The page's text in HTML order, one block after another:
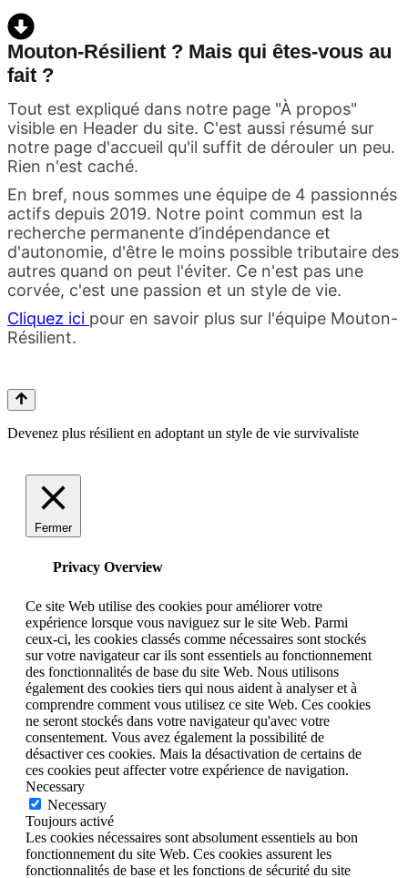
Mouton-Résilient ? Mais qui êtes-vous au
fait ?
Tout est expliqué dans notre page "À propos"
visible en Header du site. C'est aussi résumé sur
notre page d'accueil qu'il suffit de dérouler un peu.
Rien n'est caché.
En bref, nous sommes une équipe de 4 passionnés
actifs depuis 2019. Notre point commun est la
recherche permanente d’indépendance et
d'autonomie, d'être le moins possible tributaire des
autres quand on peut l'éviter. Ce n'est pas une
corvée, c'est une passion et un style de vie.
Cliquez ici pour en savoir plus sur l'équipe Mouton-
Résilient.
Devenez plus résilient en adoptant un style de vie survivaliste
Fermer
Privacy Overview
Ce site Web utilise des cookies pour améliorer votre
expérience lorsque vous naviguez sur le site Web. Parmi
ceux-ci, les cookies classés comme nécessaires sont stockés
sur votre navigateur car ils sont essentiels au fonctionnement
des fonctionnalités de base du site Web. Nous utilisons
également des cookies tiers qui nous aident à analyser et à
comprendre comment vous utilisez ce site Web. Ces cookies
ne seront stockés dans votre navigateur qu'avec votre
consentement. Vous avez également la possibilité de
désactiver ces cookies. Mais la désactivation de certains de
ces cookies peut affecter votre expérience de navigation.
Necessary
Necessary
Toujours activé
Les cookies nécessaires sont absolument essentiels au bon
fonctionnement du site Web. Ces cookies assurent les
fonctionnalités de base et les fonctions de sécurité du site